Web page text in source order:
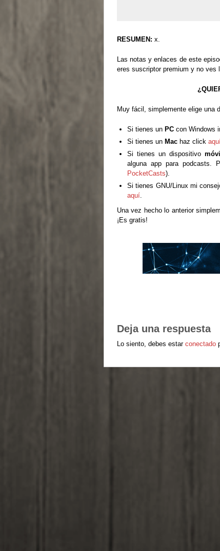
RESUMEN: x.
Las notas y enlaces de este
eres suscriptor premium y no ves
Muy fácil, simplemente elige una
Si tienes un PC con Windows
Si tienes un Mac haz click
Si tienes un dispositivomóvil
alguna app para podcasts.
PocketCasts).
Si tienes GNU/Linux mi
aquí.
Una vez hecho lo anterior
¡Es gratis!
Deja una respuesta
Lo siento, debes estar conectado